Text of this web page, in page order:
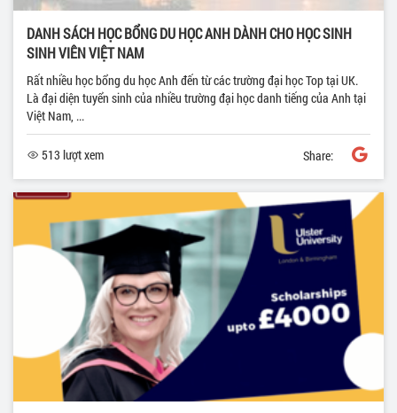
DANH SÁCH HỌC BỔNG DU HỌC ANH DÀNH CHO HỌC SINH
SINH VIÊN VIỆT NAM
Rất nhiều học bổng du học Anh đến từ các trường đại học Top tại UK.
Là đại diện tuyển sinh của nhiều trường đại học danh tiếng của Anh tại
Việt Nam, ...
513 lượt xem Share: